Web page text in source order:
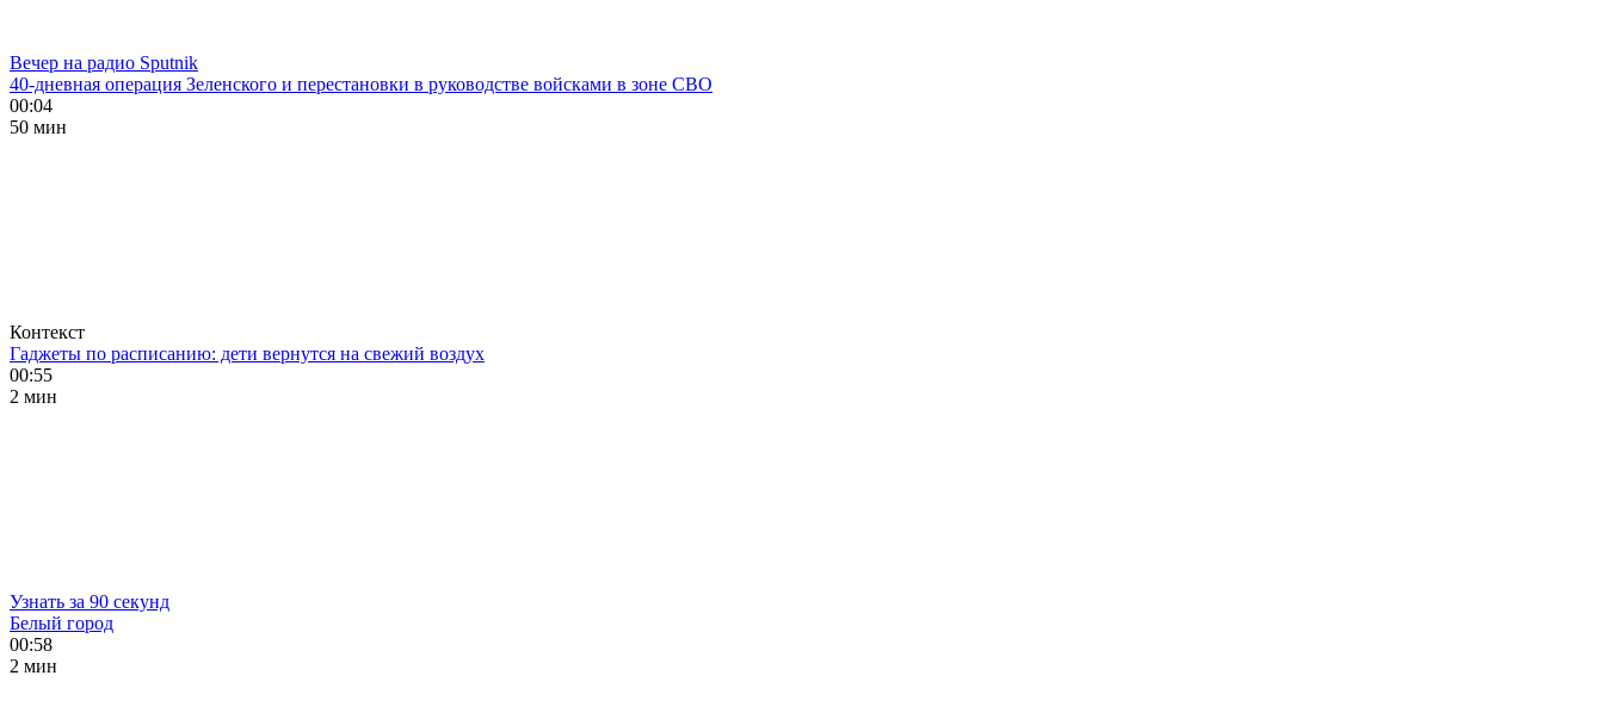
Вечер на радио Sputnik
40-дневная операция Зеленского и перестановки в руководстве войсками в зоне СВО
00:04
50 мин
Контекст
Гаджеты по расписанию: дети вернутся на свежий воздух
00:55
2 мин
Узнать за 90 секунд
Белый город
00:58
2 мин